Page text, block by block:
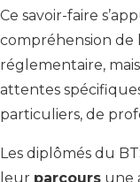
Ce savoir-faire
compréhension de
réglementaire,
attentes
particuliers, de
Les diplômés du
leur parcours une